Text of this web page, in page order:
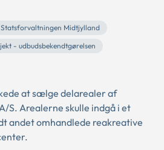
Statsforvaltningen Midtjylland
- udbudsbekendtgørelsen
at sælge delarealer af
S. Arealerne skulle indgå i et
andet omhandlede reakreative